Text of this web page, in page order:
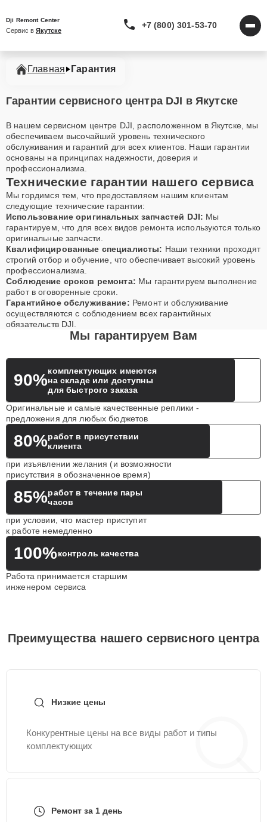
Dji Remont Center
Сервис в Якутске
+7 (800) 301-53-70
Главная Гарантия
Гарантии сервисного центра DJI в Якутске
В нашем сервисном центре DJI, расположенном в Якутске, мы
обеспечиваем высочайший уровень технического
обслуживания и гарантий для всех клиентов. Наши гарантии
основаны на принципах надежности, доверия и
профессионализма.
Технические гарантии нашего сервиса
Мы гордимся тем, что предоставляем нашим клиентам
следующие технические гарантии:
Использование оригинальных запчастей DJI: Мы
гарантируем, что для всех видов ремонта используются только
оригинальные запчасти.
Квалифицированные специалисты: Наши техники проходят
строгий отбор и обучение, что обеспечивает высокий уровень
профессионализма.
Соблюдение сроков ремонта: Мы гарантируем выполнение
работ в оговоренные сроки.
Гарантийное обслуживание: Ремонт и обслуживание
осуществляются с соблюдением всех гарантийных
обязательств DJI.
Мы гарантируем Вам
90%комплектующих имеются
на складе или доступны
для быстрого заказа
Оригинальные и самые качественные реплики -
предложения для любых бюджетов
80%работ в присутствии
клиента
при изъявлении желания (и возможности
присутствия в обозначенное время)
85%работ в течение пары
часов
при условии, что мастер приступит
к работе немедленно
100%контроль качества
Работа принимается старшим
инженером сервиса
Преимущества нашего сервисного центра
Низкие цены
Конкурентные цены на все виды работ и типы
комплектующих
Ремонт за 1 день